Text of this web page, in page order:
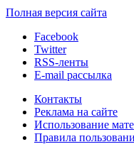
Полная версия сайта
Facebook
Twitter
RSS-ленты
E-mail рассылка
Контакты
Реклама на сайте
Использование
Правила